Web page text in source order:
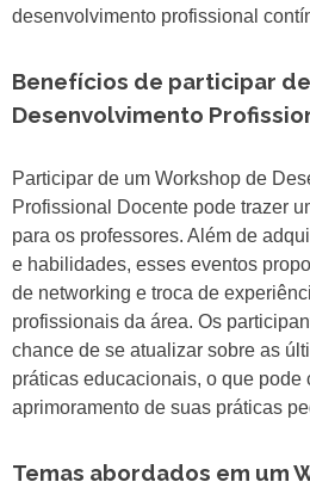
desenvolvimento profissional
Benefícios de participar
Desenvolvimento
Participar de um Workshop de
Profissional Docente pode trazer
para os professores. Além de
e habilidades, esses eventos
de networking e troca de
profissionais da área. Os
chance de se atualizar sobre as
práticas educacionais, o que pode
aprimoramento de suas práticas
Temas abordados em um